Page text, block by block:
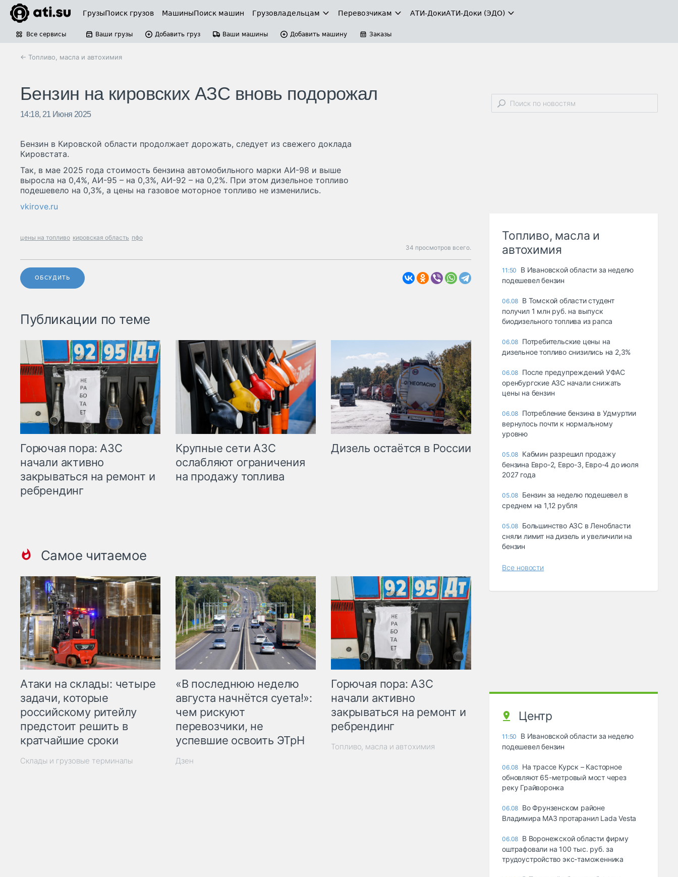
ГрузыПоиск грузов МашиныПоиск машин Грузовладельцам Перевозчикам АТИ-ДокиАТИ-Доки (ЭДО)
Все сервисы Ваши грузы Добавить груз Ваши машины Добавить машину Заказы
← Топливо, масла и автохимия
Бензин на кировских АЗС вновь подорожал
14:18, 21 Июня 2025
Бензин в Кировской области продолжает дорожать, следует из свежего доклада
Кировстата.
Так, в мае 2025 года стоимость бензина автомобильного марки АИ-98 и выше
выросла на 0,4%, АИ-95 – на 0,3%, АИ-92 – на 0,2%. При этом дизельное топливо
подешевело на 0,3%, а цены на газовое моторное топливо не изменились.
vkirove.ru
цены на топливо кировская область пфо
34 просмотров всего.
ОБСУДИТЬ
Публикации по теме
Горючая пора: АЗС
начали активно
закрываться на ремонт и
ребрендинг
Крупные сети АЗС
ослабляют ограничения
на продажу топлива
Дизель остаётся в России
Самое читаемое
Атаки на склады: четыре
задачи, которые
российскому ритейлу
предстоит решить в
кратчайшие сроки
Склады и грузовые терминалы
«В последнюю неделю
августа начнётся суета!»:
чем рискуют
перевозчики, не
успевшие освоить ЭТрН
Дзен
Горючая пора: АЗС
начали активно
закрываться на ремонт и
ребрендинг
Топливо, масла и автохимия
Топливо, масла и
автохимия
11:50
В Ивановской области за неделю
подешевел бензин
06.08 В Томской области студент
получил 1 млн руб. на выпуск
биодизельного топлива из рапса
06.08 Потребительские цены на
дизельное топливо снизились на 2,3%
06.08 После предупреждений УФАС
оренбургские АЗС начали снижать
цены на бензин
06.08 Потребление бензина в Удмуртии
вернулось почти к нормальному
уровню
05.08 Кабмин разрешил продажу
бензина Евро-2, Евро-3, Евро-4 до июля
2027 года
05.08 Бензин за неделю подешевел в
среднем на 1,12 рубля
05.08 Большинство АЗС в Ленобласти
сняли лимит на дизель и увеличили на
бензин
Все новости
Центр
11:50
В Ивановской области за неделю
подешевел бензин
06.08 На трассе Курск – Касторное
обновляют 65-метровый мост через
реку Грайворонка
06.08 Во Фрунзенском районе
Владимира МАЗ протаранил Lada Vesta
06.08 В Воронежской области фирму
оштрафовали на 100 тыс. руб. за
трудоустройство экс-таможенника